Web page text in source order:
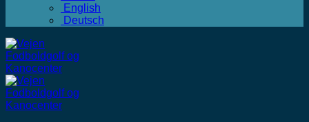
English
Deutsch